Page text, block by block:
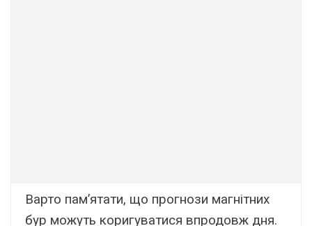
Варто пам’ятати, що прогнози магнітних
бур можуть коригуватися впродовж дня.